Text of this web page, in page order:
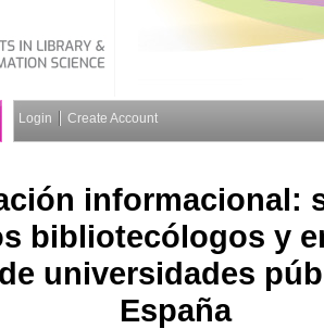
Login Create Account
informacional:
bibliotecólogos y
universidades
España